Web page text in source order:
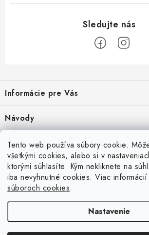
Tento web používa súbory cookie.
všetkými cookies, alebo si v
ktorými súhlasíte. Kým nekliknete na
iba nevyhnutné cookies. Viac informácií
súboroch cookies.
Nastavenie
p
ä
t
Informácie pre Vás
Recenzie na Heureke
Garancia najnižšej ceny
Obchodné podmienky
Podmienky ochrany osobných údajov
Návody
10.9.2024
Návod na osadenie fólie proti burine pod plot
6.9.2023
Návod na vyškárovanie betónového plotu
Overené zákazníkmi
Prijímame online platby
Betónové ploty